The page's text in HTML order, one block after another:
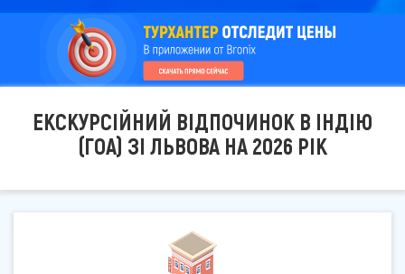
ЕКСКУРСІЙНИЙ ВІДПОЧИНОК В ІНДІЮ
(ГОА) ЗІ ЛЬВОВА НА 2026 РІК